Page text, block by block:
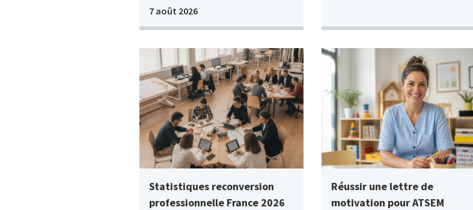
7 août 2026
Statistiques reconversion
professionnelle France 2026
Réussir une lettre de
motivation pour ATSEM